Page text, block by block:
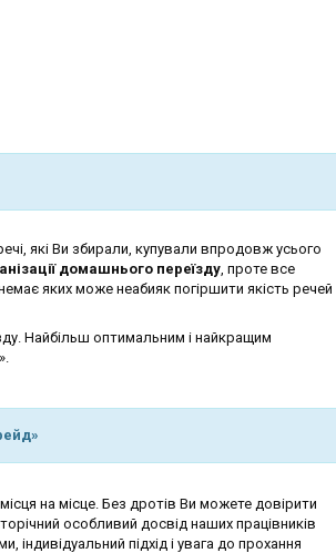
які Ви збирали, купували впродовж усього
домашнього переїзду , проте все
яких може неабияк погіршити якість речей
Найбільш оптимальним і найкращим
на місце. Без дротів Ви можете довірити
особливий досвід наших працівників
підхід і увага до прохання